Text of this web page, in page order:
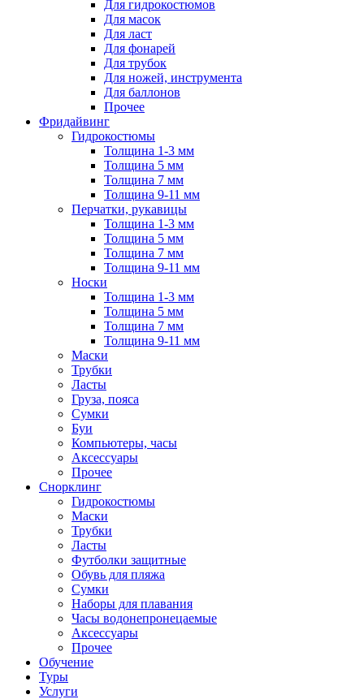
Для гидрокостюмов
Для масок
Для ласт
Для фонарей
Для трубок
Для ножей, инструмента
Для баллонов
Прочее
Фридайвинг
Гидрокостюмы
Толщина 1-3 мм
Толщина 5 мм
Толщина 7 мм
Толщина 9-11 мм
Перчатки, рукавицы
Толщина 1-3 мм
Толщина 5 мм
Толщина 7 мм
Толщина 9-11 мм
Носки
Толщина 1-3 мм
Толщина 5 мм
Толщина 7 мм
Толщина 9-11 мм
Маски
Трубки
Ласты
Груза, пояса
Сумки
Буи
Компьютеры, часы
Аксессуары
Прочее
Снорклинг
Гидрокостюмы
Маски
Трубки
Ласты
Футболки защитные
Обувь для пляжа
Сумки
Наборы для плавания
Часы водонепронецаемые
Аксессуары
Прочее
Обучение
Туры
Услуги